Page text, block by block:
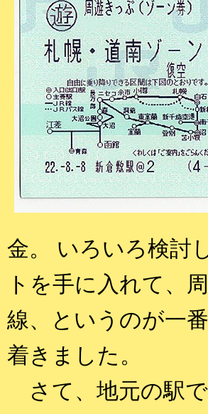
金。 いろいろ検討
トを手に入れて、
線、というのが一
着きました。
さて、地元の駅